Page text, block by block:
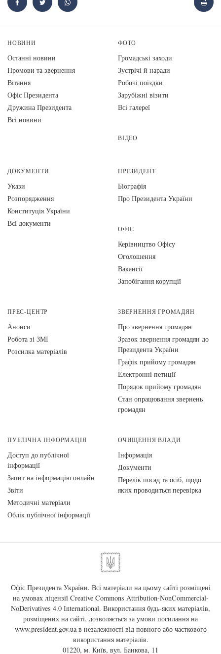
НОВИНИ
Останні новини
Промови та звернення
Вiтання
Офіс Президента
Дружина Президента
Всі новини
ФОТО
Громадські заходи
Зустрічі й наради
Робочі поїздки
Зарубіжні візити
Всі галереї
ВІДЕО
ДОКУМЕНТИ
Укази
Розпорядження
Конституція України
Всі документи
ПРЕЗИДЕНТ
Біографія
Про Президента України
ОФІС
Керівництво Офісу
Оголошення
Вакансії
Запобігання корупції
ПРЕС-ЦЕНТР
Анонси
Робота зі ЗМІ
Розсилка матеріалів
ЗВЕРНЕННЯ ГРОМАДЯН
Про звернення громадян
Зразок звернення громадян до
Президента України
Графік прийому громадян
Електронні петиції
Порядок прийому громадян
Стан опрацювання звернень
громадян
ПУБЛІЧНА ІНФОРМАЦІЯ
Доступ до публічної
інформації
Запит на інформацію онлайн
Звіти
Методичні матеріали
Облік публічної інформації
ОЧИЩЕННЯ ВЛАДИ
Інформація
Документи
Перелік посад та осіб, щодо
яких проводиться перевірка
Офіс Президента України. Всі матеріали на цьому сайті розміщені
на умовах ліцензії Creative Commons Attribution-NonCommercial-
NoDerivatives 4.0 International. Використання будь-яких матеріалів,
розміщених на сайті, дозволяється за умови посилання на
www.president.gov.uaв незалежності від повного або часткового
використання матеріалів.
01220, м. Київ, вул. Банкова, 11